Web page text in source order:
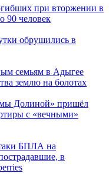
при вторжении в
90 человек
обрушились в
семьям в Адыгее
землю на болотах
Долиной» пришёл
с «вечными»
БПЛА на
в